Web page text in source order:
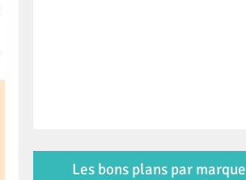
Les bons plans par marque